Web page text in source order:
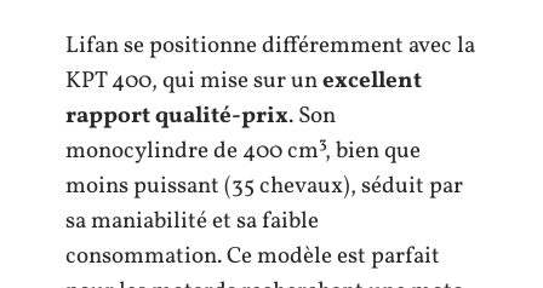
Lifan se positionne différemment avec la
KPT 400, qui mise sur unexcellent
rapport qualité-prix. Son
monocylindre de 400 cm³, bien que
moins puissant (35 chevaux), séduit par
sa maniabilité et sa faible
consommation. Ce modèle est parfait